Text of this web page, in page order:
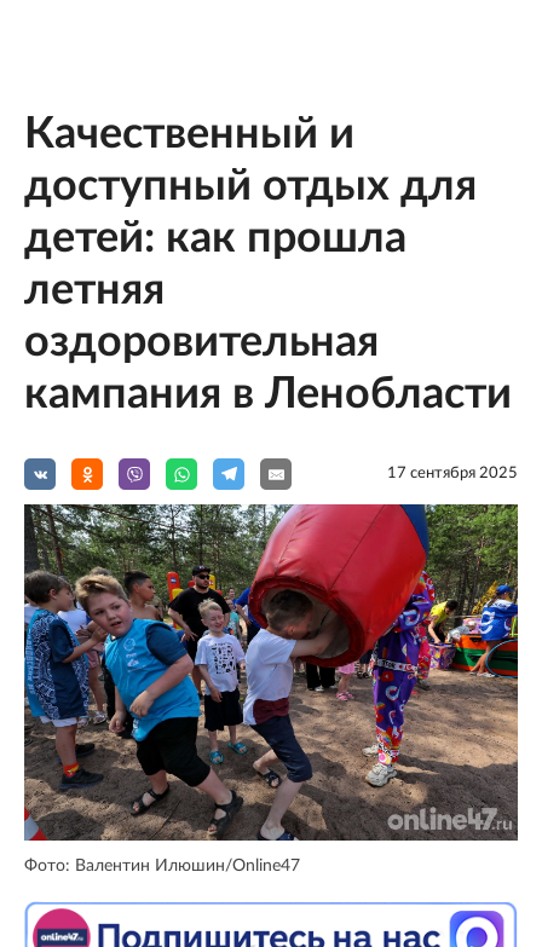
Качественный и
доступный отдых для
детей: как прошла
летняя
оздоровительная
кампания в Ленобласти
17 сентября 2025
Фото: Валентин Илюшин/Online47